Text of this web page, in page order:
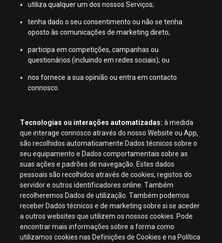
utiliza qualquer um dos nossos Serviços;
tenha dado o seu consentimento ou não se tenha
oposto às comunicações de marketing direto;
participa em competições, campanhas ou
questionários (incluindo em redes sociais); ou
nos fornece a sua opinião ou entra em contacto
connosco.
Tecnologias ou interações automatizadas: à medida
que interage connosco através do nosso Website ou App,
são recolhidos automaticamente Dados técnicos sobre o
seu equipamento e Dados comportamentais sobre as
suas ações e padrões de navegação. Estes dados
pessoais são recolhidos através de cookies, registos do
servidor e outros identificadores online. Também
recolheremos Dados de utilização. Também podemos
receber Dados técnicos e de marketing sobre si se aceder
a outros websites que utilizem os nossos cookies. Pode
encontrar mais informações sobre a forma como
utilizamos cookies nas Definições de Cookies e na Política